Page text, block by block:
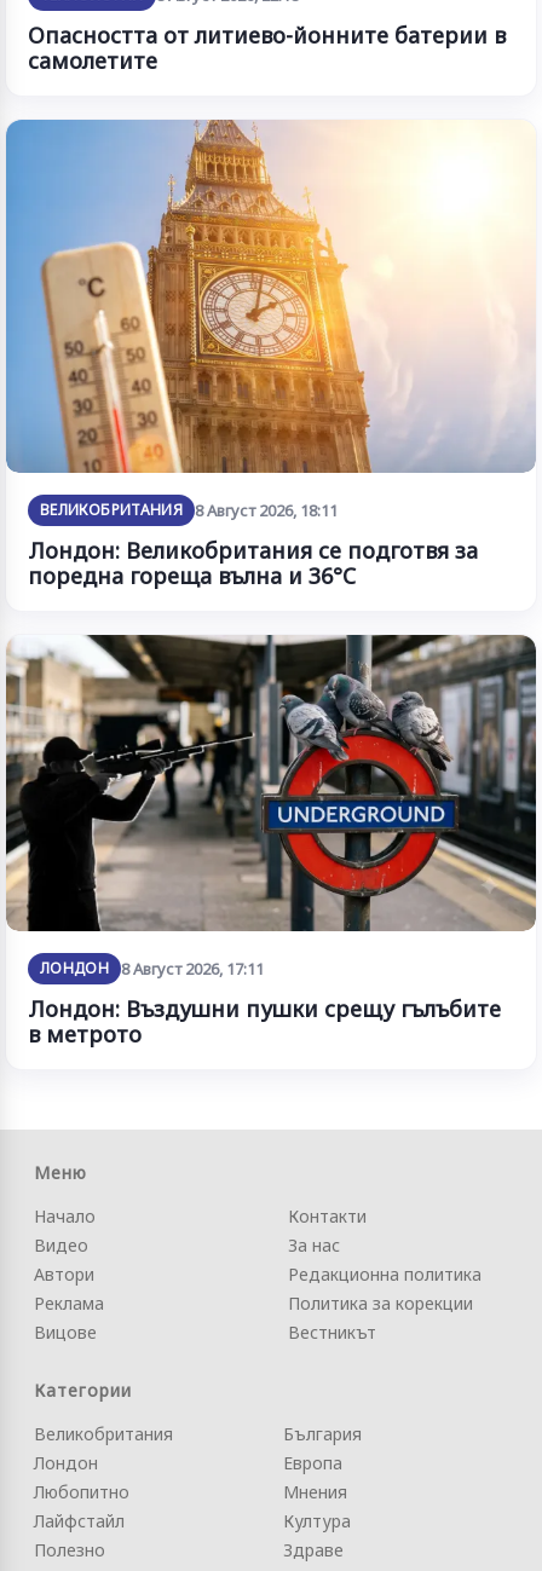
Опасността от литиево-йонните батерии в
самолетите
ВЕЛИКОБРИТАНИЯ 8 Август 2026, 18:11
Лондон: Великобритания се подготвя за
поредна гореща вълна и 36°C
ЛОНДОН 8 Август 2026, 17:11
Лондон: Въздушни пушки срещу гълъбите
в метрото
Меню
Начало
Видео
Автори
Реклама
Вицове
Контакти
За нас
Редакционна политика
Политика за корекции
Вестникът
Категории
Великобритания
Лондон
Любопитно
Лайфстайл
Полезно
България
Европа
Мнения
Култура
Здраве